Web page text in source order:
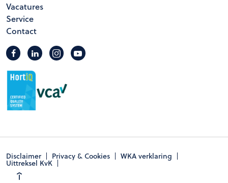
Vacatures
Service
Contact
Disclaimer Privacy & Cookies WKA verklaring
Uittreksel KvK